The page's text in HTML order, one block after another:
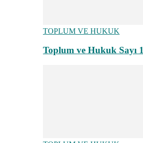
TOPLUM VE HUKUK
Toplum ve Hukuk Sayı 1